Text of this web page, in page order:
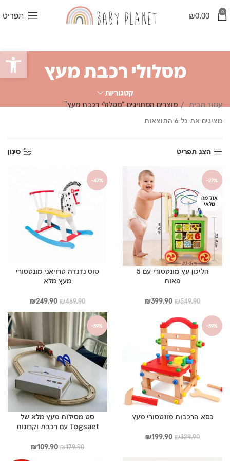
0
₪0.00 תפריט
מסלולי רכבת מעץ
קטגוריות
עמוד הבית
מוצרים המתויגים “מסלולי רכבת מעץ”
מציגים את כל ⁦6⁩ התוצאות
הצג תפריט
סינון
-27%
אזל מה
מלאי
הליכון עץ מונטסורי עם 5
פאות
₪549.90
המחיר
היה:
₪549.90.
₪399.90
המחיר
-47%
סוס נדנדה טרויאני מונטסורי
מעץ מלא
₪469.90
המחיר
המקורי
₪249.90
המחיר
הנוכחי
הוא:
₪249.90.
-39%
כסא הרכבות מונטסורי מעץ
₪329.90
המחיר ₪199.90
המחיר
-39%
סט מסילות מעץ מלא של
Togsaet עם רכבת וקרונות
₪179.90
המחיר ₪109.90
המחיר
פתח